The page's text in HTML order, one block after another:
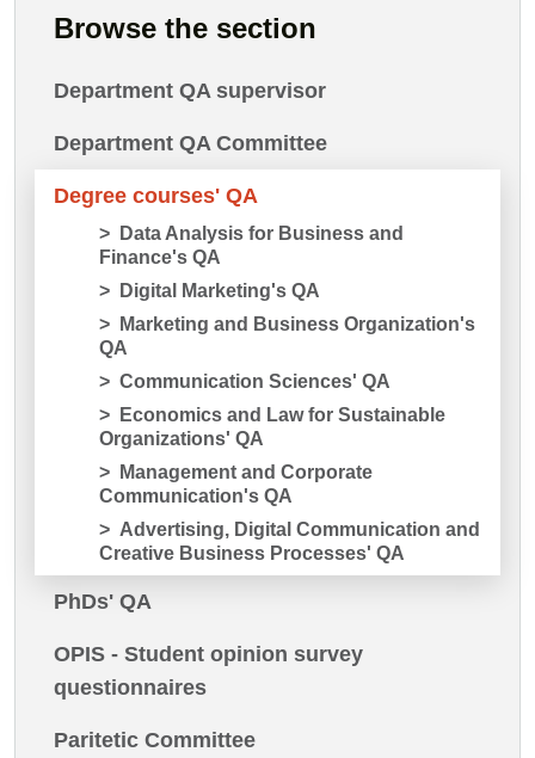
Browse the section
Department QA supervisor
Department QA Committee
Degree courses' QA
Data Analysis for Business and
Finance's QA
Digital Marketing's QA
Marketing and Business Organization's
QA
Communication Sciences' QA
Economics and Law for Sustainable
Organizations' QA
Management and Corporate
Communication's QA
Advertising, Digital Communication and
Creative Business Processes' QA
PhDs' QA
OPIS - Student opinion survey
questionnaires
Paritetic Committee